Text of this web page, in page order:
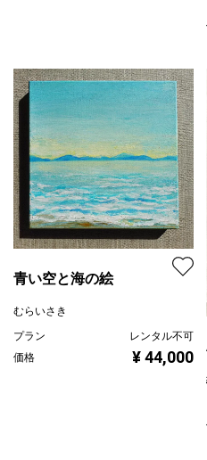
青い空と海の絵
むらいさき
プラン
レンタル不可
価格
¥ 44,000